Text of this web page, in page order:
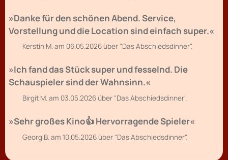
»Danke für den schönen Abend. Service,
Vorstellung und die Location sind einfach super.«
Kerstin M. am 06.05.2026 über "Das Abschiedsdinner".
»Ich fand das Stück super und fesselnd. Die
Schauspieler sind der Wahnsinn.«
Birgit M. am 03.05.2026 über "Das Abschiedsdinner".
»Sehr großes Kino👍 Hervorragende Spieler«
Georg B. am 10.05.2026 über "Das Abschiedsdinner".